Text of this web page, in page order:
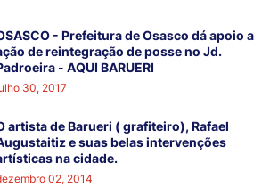
- Prefeitura de Osasco dá apoio a
de reintegração de posse no Jd.
- AQUI BARUERI
30, 2017
artista de Barueri ( grafiteiro), Rafael
e suas belas intervenções
na cidade.
02, 2014